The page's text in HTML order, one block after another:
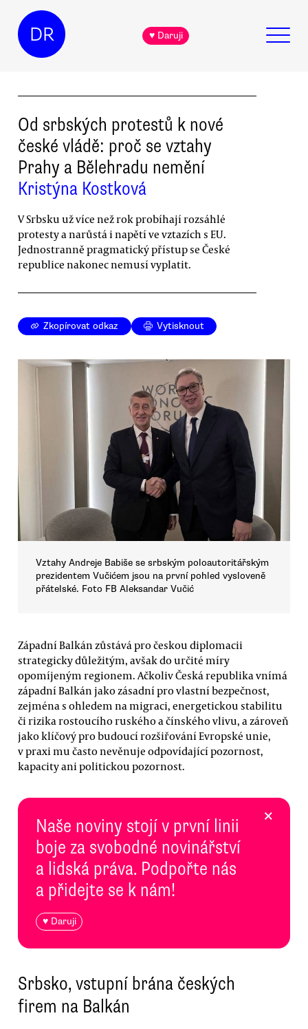
DR ♥ Daruji
Od srbských protestů k nové
české vládě: proč se vztahy
Prahy a Bělehradu nemění
Kristýna Kostková
V Srbsku už více než rok probíhají rozsáhlé
protesty a narůstá i napětí ve vztazích s EU.
Jednostranně pragmatický přístup se České
republice nakonec nemusí vyplatit.
Zkopírovat odkaz Vytisknout
Vztahy Andreje Babiše se srbským poloautoritářským
prezidentem Vučićem jsou na první pohled vysloveně
přátelské. Foto FB Aleksandar Vučić
Západní Balkán zůstává pro českou diplomacii
strategicky důležitým, avšak do určité míry
opomíjeným regionem. Ačkoliv Česká republika vnímá
západní Balkán jako zásadní pro vlastní bezpečnost,
zejména s ohledem na migraci, energetickou stabilitu
či rizika rostoucího ruského a čínského vlivu, a zároveň
jako klíčový pro budoucí rozšiřování Evropské unie,
v praxi mu často nevěnuje odpovídající pozornost,
kapacity ani politickou pozornost.
Naše noviny stojí v první linii
boje za svobodné novinářství
a lidská práva. Podpořte nás
a přidejte se k nám!
♥ Daruji
×
Srbsko, vstupní brána českých
firem na Balkán